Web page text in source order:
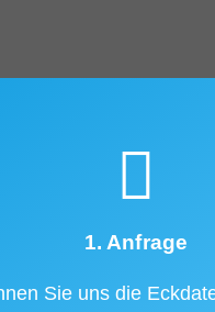
1. Anfrage
Sie uns die